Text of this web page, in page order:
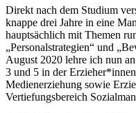
Direkt nach dem Studium
knappe drei Jahre in eine
hauptsächlich mit Themen
„Personalstrategien“ und
August 2020 lehre ich nun
3 und 5 in der
Medienerziehung sowie
Vertiefungsbereich